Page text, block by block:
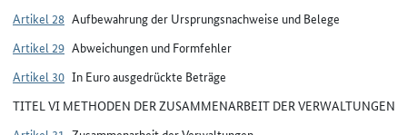
Artikel 28 Aufbewahrung der Ursprungsnachweise und Belege
Artikel 29 Abweichungen und Formfehler
Artikel 30 In Euro ausgedrückte Beträge
TITEL VI METHODEN DER ZUSAMMENARBEIT DER VERWALTUNGEN